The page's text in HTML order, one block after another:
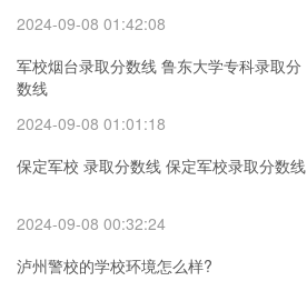
2024-09-08 01:42:08
军校烟台录取分数线 鲁东大学专科录取分
数线
2024-09-08 01:01:18
保定军校 录取分数线 保定军校录取分数线
2024-09-08 00:32:24
泸州警校的学校环境怎么样?